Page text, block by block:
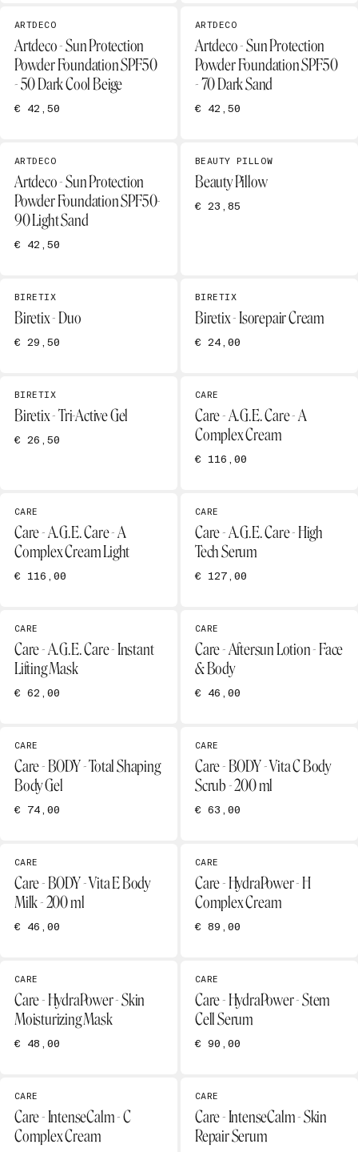
ARTDECO
Artdeco - Sun Protection
Powder Foundation SPF50
- 50 Dark Cool Beige
€ 42,50
ARTDECO
Artdeco - Sun Protection
Powder Foundation SPF50
- 70 Dark Sand
€ 42,50
ARTDECO
Artdeco - Sun Protection
Powder Foundation SPF50-
90 Light Sand
€ 42,50
BEAUTY PILLOW
Beauty Pillow
€ 23,85
BIRETIX
Biretix - Duo
€ 29,50
BIRETIX
Biretix - Isorepair Cream
€ 24,00
BIRETIX
Biretix - Tri-Active Gel
€ 26,50
CARE
Care - A.G.E. Care - A
Complex Cream
€ 116,00
CARE
Care - A.G.E. Care - A
Complex Cream Light
€ 116,00
CARE
Care - A.G.E. Care - High
Tech Serum
€ 127,00
CARE
Care - A.G.E. Care - Instant
Lifting Mask
€ 62,00
CARE
Care - Aftersun Lotion - Face
& Body
€ 46,00
CARE
Care - BODY - Total Shaping
Body Gel
€ 74,00
CARE
Care - BODY - Vita C Body
Scrub - 200 ml
€ 63,00
CARE
Care - BODY - Vita E Body
Milk - 200 ml
€ 46,00
CARE
Care - HydraPower - H
Complex Cream
€ 89,00
CARE
Care - HydraPower - Skin
Moisturizing Mask
€ 48,00
CARE
Care - HydraPower - Stem
Cell Serum
€ 90,00
CARE
Care - IntenseCalm - C
Complex Cream
CARE
Care - IntenseCalm - Skin
Repair Serum